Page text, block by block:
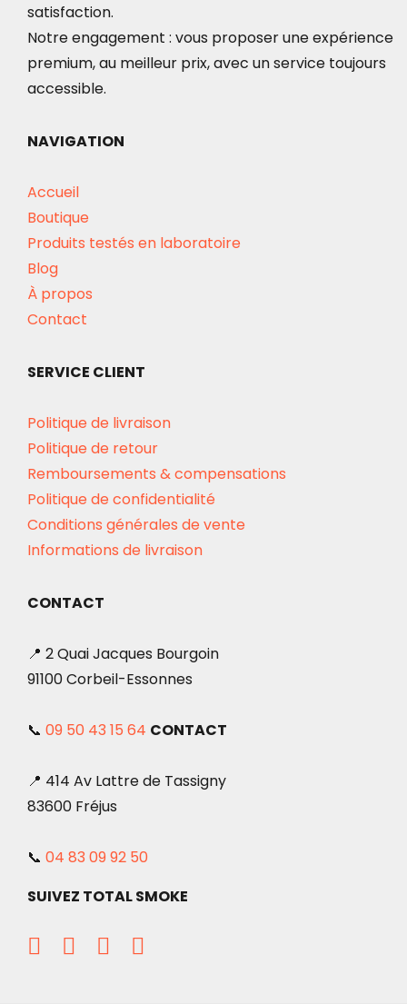
satisfaction.
Notre engagement : vous proposer une expérience
premium, au meilleur prix, avec un service toujours
accessible.
NAVIGATION
Accueil
Boutique
Produits testés en laboratoire
Blog
À propos
Contact
SERVICE CLIENT
Politique de livraison
Politique de retour
Remboursements & compensations
Politique de confidentialité
Conditions générales de vente
Informations de livraison
CONTACT
📍 2 Quai Jacques Bourgoin
91100 Corbeil-Essonnes
📞 09 50 43 15 64 CONTACT
📍 414 Av Lattre de Tassigny
83600 Fréjus
📞 04 83 09 92 50
SUIVEZ TOTAL SMOKE